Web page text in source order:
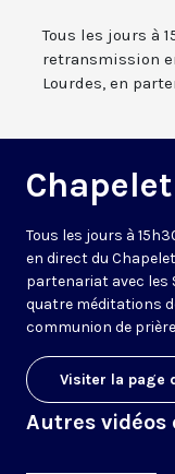
Tous les jours à
retransmission
Lourdes, en
Tous les jours à
en direct du
partenariat avec les
quatre méditations
communion de
Visiter la page
Autres vidéos